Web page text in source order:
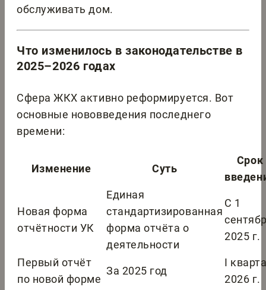
обслуживать дом.
Что изменилось в законодательстве в
2025–2026 годах
Сфера ЖКХ активно реформируется. Вот
основные нововведения последнего
времени:
Изменение Суть
Срок
Новая форма
отчётности УК
Единая
стандартизированная
форма отчёта о
деятельности
С 1
2025 г.
Первый отчёт
по новой форме
За 2025 год
I
2026 г.